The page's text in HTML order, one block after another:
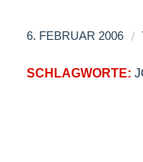
6. FEBRUAR 2006 /
SCHLAGWORTE: